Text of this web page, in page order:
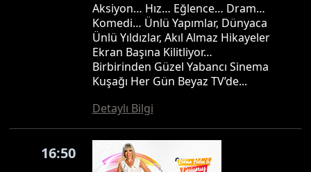
Aksiyon… Hız… Eğlence… Dram…
Komedi… Ünlü Yapımlar, Dünyaca
Ünlü Yıldızlar, Akıl Almaz Hikayeler
Ekran Başına Kilitliyor…
Birbirinden Güzel Yabancı Sinema
Kuşağı Her Gün Beyaz TV’de...
Detaylı Bilgi
16:50